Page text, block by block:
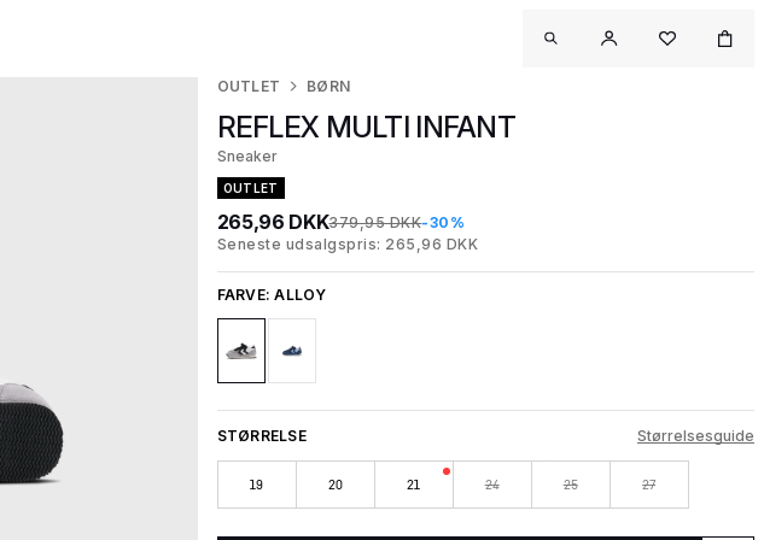
OUTLET BØRN
REFLEX MULTI INFANT
Sneaker
OUTLET
265,96 DKK379,95 DKK-30%
Seneste udsalgspris: 265,96 DKK
FARVE:ALLOY
STØRRELSE Størrelsesguide
19 20 21 24 25 27